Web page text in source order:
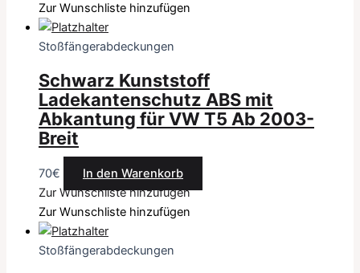
Zur Wunschliste hinzufügen
Stoßfängerabdeckungen
Schwarz Kunststoff
Ladekantenschutz ABS mit
Abkantung für VW T5 Ab 2003-
Breit
70€
In den Warenkorb
Zur Wunschliste hinzufügen
Zur Wunschliste hinzufügen
Stoßfängerabdeckungen